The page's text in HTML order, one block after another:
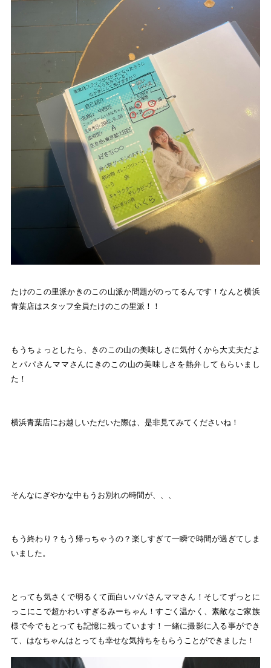
たけのこの里派かきのこの山派か問題がのってるんです！なんと横浜
青葉店はスタッフ全員たけのこの里派！！
もうちょっとしたら、きのこの山の美味しさに気付くから大丈夫だよ
とパパさんママさんにきのこの山の美味しさを熱弁してもらいまし
た！
横浜青葉店にお越しいただいた際は、是非見てみてくださいね！
そんなにぎやかな中もうお別れの時間が、、、
もう終わり？もう帰っちゃうの？楽しすぎて一瞬で時間が過ぎてしま
いました。
とっても気さくで明るくて面白いパパさんママさん！そしてずっとに
っこにこで超かわいすぎるみーちゃん！すごく温かく、素敵なご家族
様で今でもとっても記憶に残っています！一緒に撮影に入る事ができ
て、はなちゃんはとっても幸せな気持ちをもらうことができました！